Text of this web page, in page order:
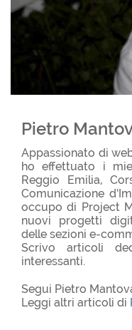
Pietro
Appassionato di
ho effettuato i
Reggio Emilia,
Comunicazione
occupo di Project
nuovi progetti
delle sezioni e-
Scrivo articoli
interessanti.
Segui Pietro
Leggi altri articoli di